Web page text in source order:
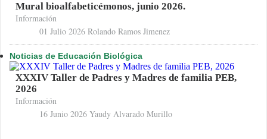
Mural bioalfabeticémonos, junio 2026.
Información
01 Julio 2026 Rolando Ramos Jimenez
Noticias de Educación Biológica
XXXIV Taller de Padres y Madres de familia PEB,
2026
Información
16 Junio 2026 Yaudy Alvarado Murillo